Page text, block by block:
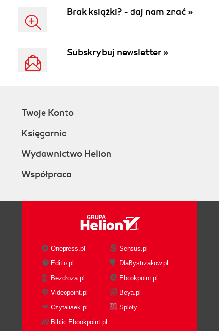
Brak książki? - daj nam znać »
Subskrybuj newsletter »
Twoje Konto
Księgarnia
Wydawnictwo Helion
Współpraca
Onepress.pl
Sensus.pl
Editio.pl
DlaBystrzakow.pl
Bezdroza.pl
Ebookpoint.pl
Videopoint.pl
Beya.pl
Czytalisek.pl
Sploty
Biblio.Ebookpoint.pl